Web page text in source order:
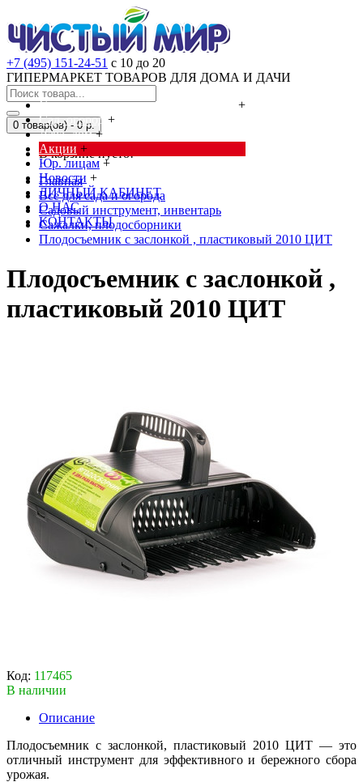
+7 (495) 151-24-51 с 10 до 20
ГИПЕРМАРКЕТ ТОВАРОВ ДЛЯ ДОМА И ДАЧИ
Cредства от насекомых и грызунов
+
Сад, огород +
Дача, дом +
Акции +
Юр. лицам +
Новости +
ЛИЧНЫЙ КАБИНЕТ
О НАС
КОНТАКТЫ
0 товар(ов) - 0 р.
В корзине пусто!
Главная
Всё для сада и огорода
Садовый инструмент, инвентарь
Сажалки, плодосборники
Плодосъемник с заслонкой , пластиковый 2010 ЦИТ
Плодосъемник с заслонкой ,
пластиковый 2010 ЦИТ
Код: 117465
В наличии
Описание
Плодосъемник с заслонкой, пластиковый 2010 ЦИТ — это
отличный инструмент для эффективного и бережного сбора
урожая.